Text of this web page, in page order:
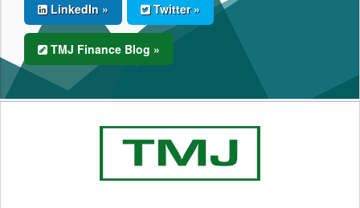
LinkedIn » Twitter »
TMJ Finance Blog »